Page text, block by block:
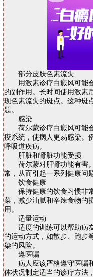
部分皮肤色素流失
用激素诊疗白癜风可能会
的副作用。长时间使用激素
现色素流失的斑点。这种斑
题。
感染
荷尔蒙诊疗白癜风可能会
疫系统，使病人更易感染。
呼吸道疾病。
肝脏和肾脏功能受损
荷尔蒙对肝肾功能有害。
常，从而引起一系列健康问
饮食健康
保持健康的饮食习惯非常
菜，减少油腻和辛辣食物的
用。
适量运动
适度的训练可以帮助病友
的运动方式，如散步、跑步
染的风险。
遵医嘱
病人应该严格遵守医嘱和
体状况制定适当的诊疗方法